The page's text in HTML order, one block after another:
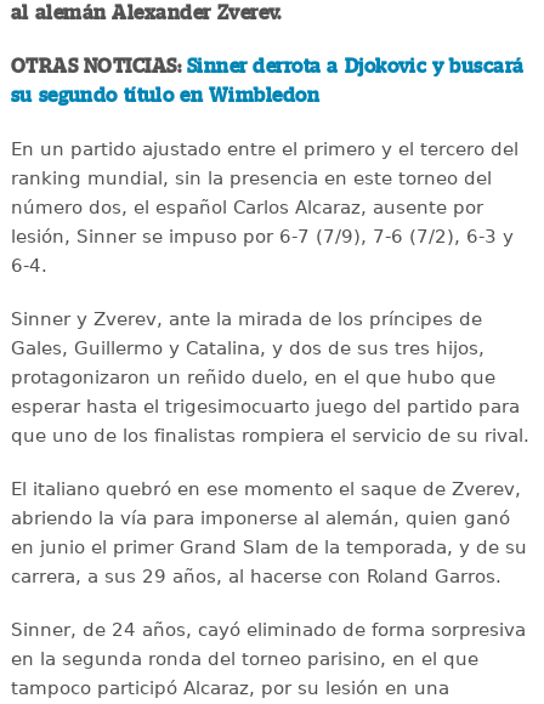
al alemán Alexander Zverev.
OTRAS NOTICIAS: Sinner derrota a Djokovic y buscará
su segundo título en Wimbledon
En un partido ajustado entre el primero y el tercero del
ranking mundial, sin la presencia en este torneo del
número dos, el español Carlos Alcaraz, ausente por
lesión, Sinner se impuso por 6-7 (7/9), 7-6 (7/2), 6-3 y
6-4.
Sinner y Zverev, ante la mirada de los príncipes de
Gales, Guillermo y Catalina, y dos de sus tres hijos,
protagonizaron un reñido duelo, en el que hubo que
esperar hasta el trigesimocuarto juego del partido para
que uno de los finalistas rompiera el servicio de su rival.
El italiano quebró en ese momento el saque de Zverev,
abriendo la vía para imponerse al alemán, quien ganó
en junio el primer Grand Slam de la temporada, y de su
carrera, a sus 29 años, al hacerse con Roland Garros.
Sinner, de 24 años, cayó eliminado de forma sorpresiva
en la segunda ronda del torneo parisino, en el que
tampoco participó Alcaraz, por su lesión en una